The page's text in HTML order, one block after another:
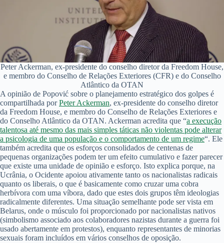
Peter Ackerman, ex-presidente do conselho diretor da Freedom House,
e membro do Conselho de Relações Exteriores (CFR) e do Conselho
Atlântico da OTAN
A opinião de Popović sobre o planejamento estratégico dos golpes é
compartilhada porPeter Ackerman, ex-presidente do conselho diretor
da Freedom House, e membro do Conselho de Relações Exteriores e
do Conselho Atlântico da OTAN. Ackerman acredita que “a execução
talentosa até mesmo das mais simples táticas não violentas pode alterar
a psicologia de uma população e o comportamento de um regime“. Ele
também acredita que os esforços consolidados de centenas de
pequenas organizações podem ter um efeito cumulativo e fazer parecer
que existe uma unidade de opinião e esforço. Isto explica porque, na
Ucrânia, o Ocidente apoiou ativamente tanto os nacionalistas radicais
quanto os liberais, o que é basicamente como cruzar uma cobra
herbívora com uma víbora, dado que estes dois grupos têm ideologias
radicalmente diferentes. Uma situação semelhante pode ser vista em
Belarus, onde o músculo foi proporcionado por nacionalistas nativos
(simbolismo associado aos colaboradores nazistas durante a guerra foi
usado abertamente em protestos), enquanto representantes de minorias
sexuais foram incluídos em vários conselhos de oposição.